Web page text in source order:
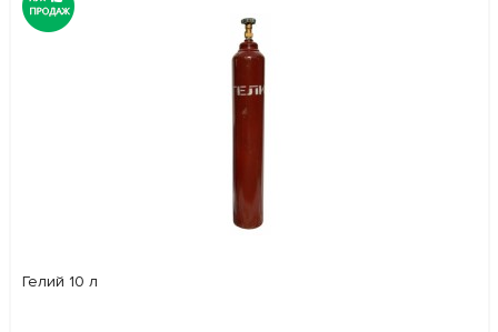
Гелий 10 л